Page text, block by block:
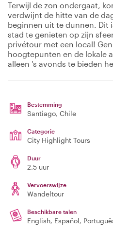
Terwijl de zon ondergaat,
verdwijnt de hitte van de
beginnen uit te dunnen. Dit
stad te genieten op zijn
privétour met een local!
hoogtepunten en de lokale
alleen 's avonds te bieden
Bestemming
Santiago, Chile
Categorie
City Highlight Tours
Duur
2.5 uur
Vervoerswijze
Wandeltour
Beschikbare talen
English, Español,